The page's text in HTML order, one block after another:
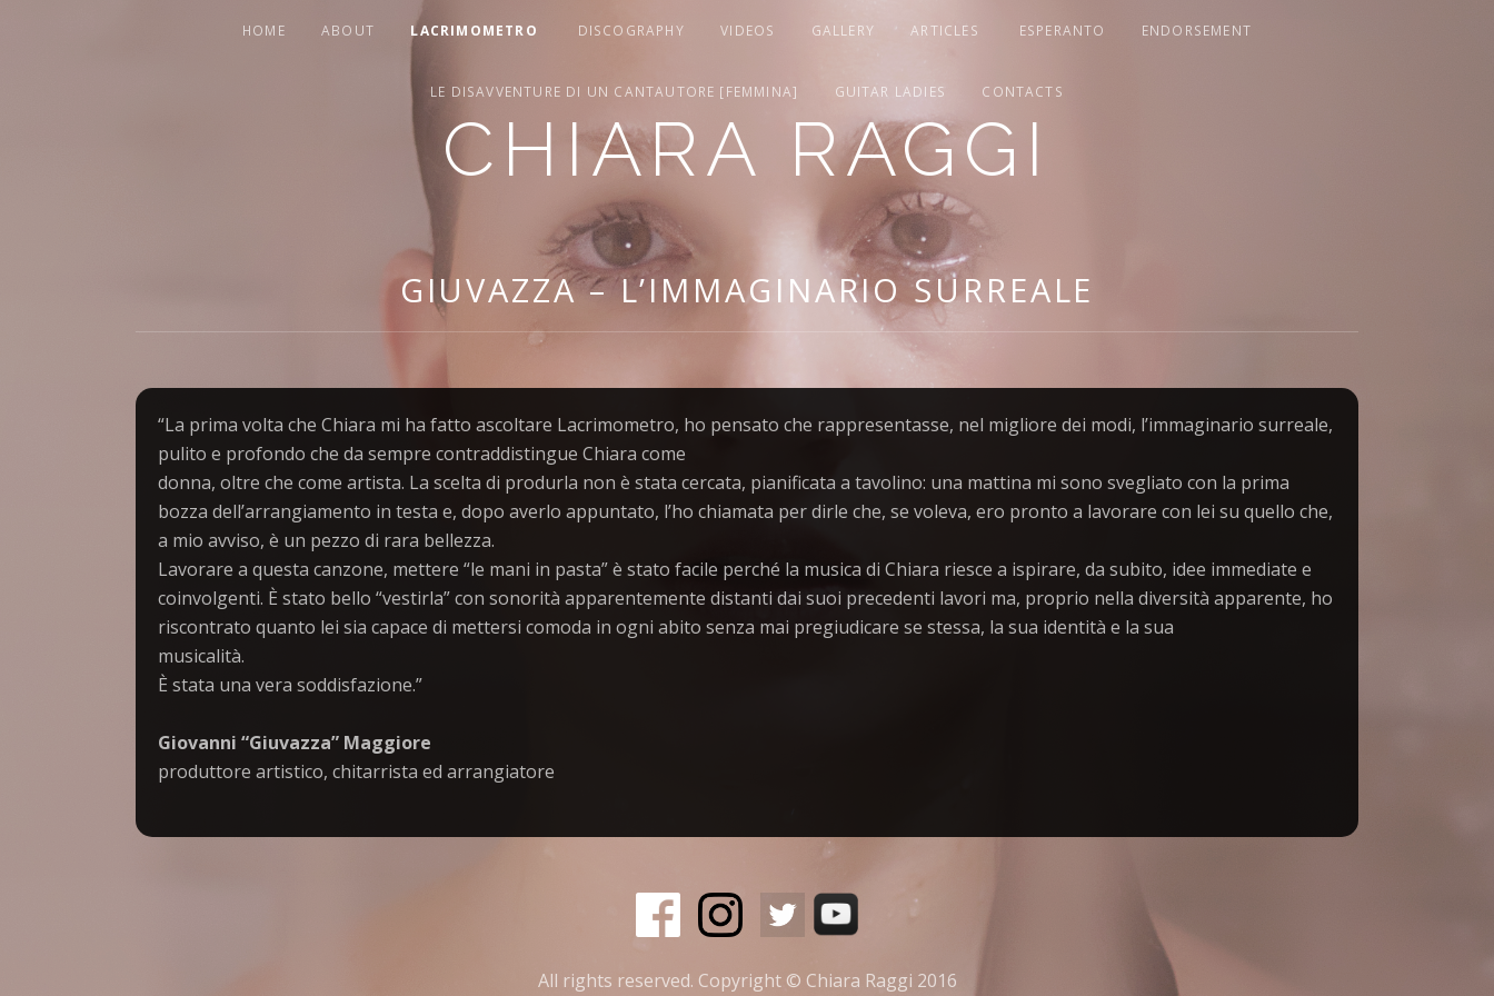
CHIARA RAGGI
HOME ABOUT LACRIMOMETRO DISCOGRAPHY VIDEOS GALLERY ARTICLES ESPERANTO ENDORSEMENT
LE DISAVVENTURE DI UN CANTAUTORE [FEMMINA] GUITAR LADIES CONTACTS
GIUVAZZA – L’IMMAGINARIO SURREALE
“La prima volta che Chiara mi ha fatto ascoltare Lacrimometro, ho pensato che rappresentasse, nel migliore dei modi, l’immaginario surreale,
pulito e profondo che da sempre contraddistingue Chiara come
donna, oltre che come artista. La scelta di produrla non è stata cercata, pianificata a tavolino: una mattina mi sono svegliato con la prima
bozza dell’arrangiamento in testa e, dopo averlo appuntato, l’ho chiamata per dirle che, se voleva, ero pronto a lavorare con lei su quello che,
a mio avviso, è un pezzo di rara bellezza.
Lavorare a questa canzone, mettere “le mani in pasta” è stato facile perché la musica di Chiara riesce a ispirare, da subito, idee immediate e
coinvolgenti. È stato bello “vestirla” con sonorità apparentemente distanti dai suoi precedenti lavori ma, proprio nella diversità apparente, ho
riscontrato quanto lei sia capace di mettersi comoda in ogni abito senza mai pregiudicare se stessa, la sua identità e la sua
musicalità.
È stata una vera soddisfazione.”
Giovanni “Giuvazza” Maggiore
produttore artistico, chitarrista ed arrangiatore
All rights reserved. Copyright © Chiara Raggi 2016